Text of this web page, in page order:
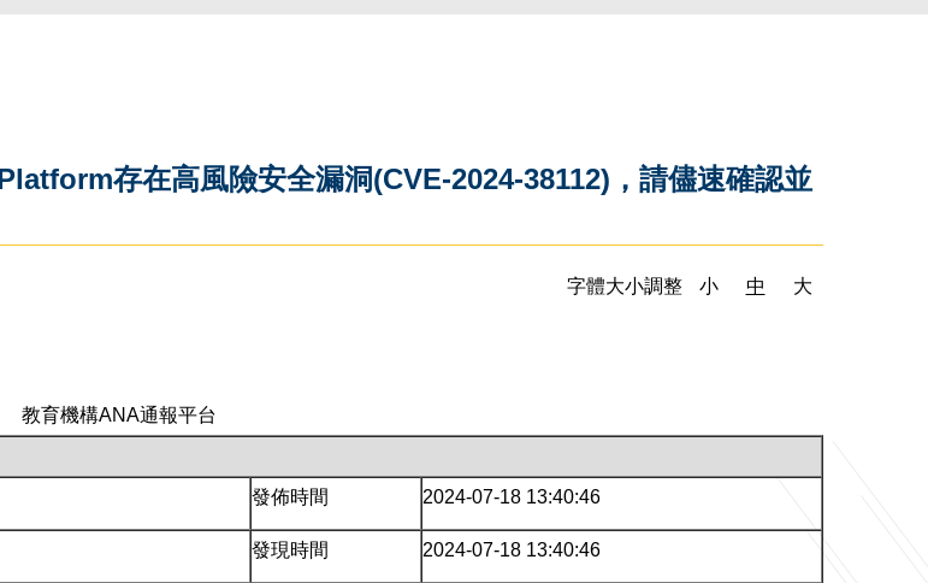
存在高風險安全漏洞(CVE-2024-38112)，請儘速確認並
字體大小調整 小 中
大
教育機構ANA通報平台
發佈時間 2024-07-18 13:40:46
發現時間 2024-07-18 13:40:46